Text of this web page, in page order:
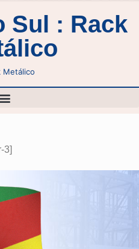
Sul : Rack
Metálico
3]